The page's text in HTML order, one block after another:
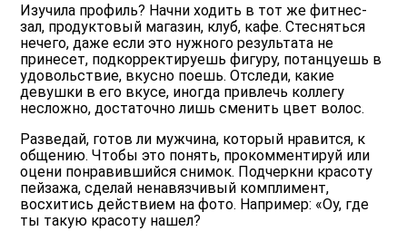
Изучила профиль? Начни ходить в тот же фитнес-
зал, продуктовый магазин, клуб, кафе. Стесняться
нечего, даже если это нужного результата не
принесет, подкорректируешь фигуру, потанцуешь в
удовольствие, вкусно поешь. Отследи, какие
девушки в его вкусе, иногда привлечь коллегу
несложно, достаточно лишь сменить цвет волос.
Разведай, готов ли мужчина, который нравится, к
общению. Чтобы это понять, прокомментируй или
оцени понравившийся снимок. Подчеркни красоту
пейзажа, сделай ненавязчивый комплимент,
восхитись действием на фото. Например: «Оу, где
ты такую красоту нашел?